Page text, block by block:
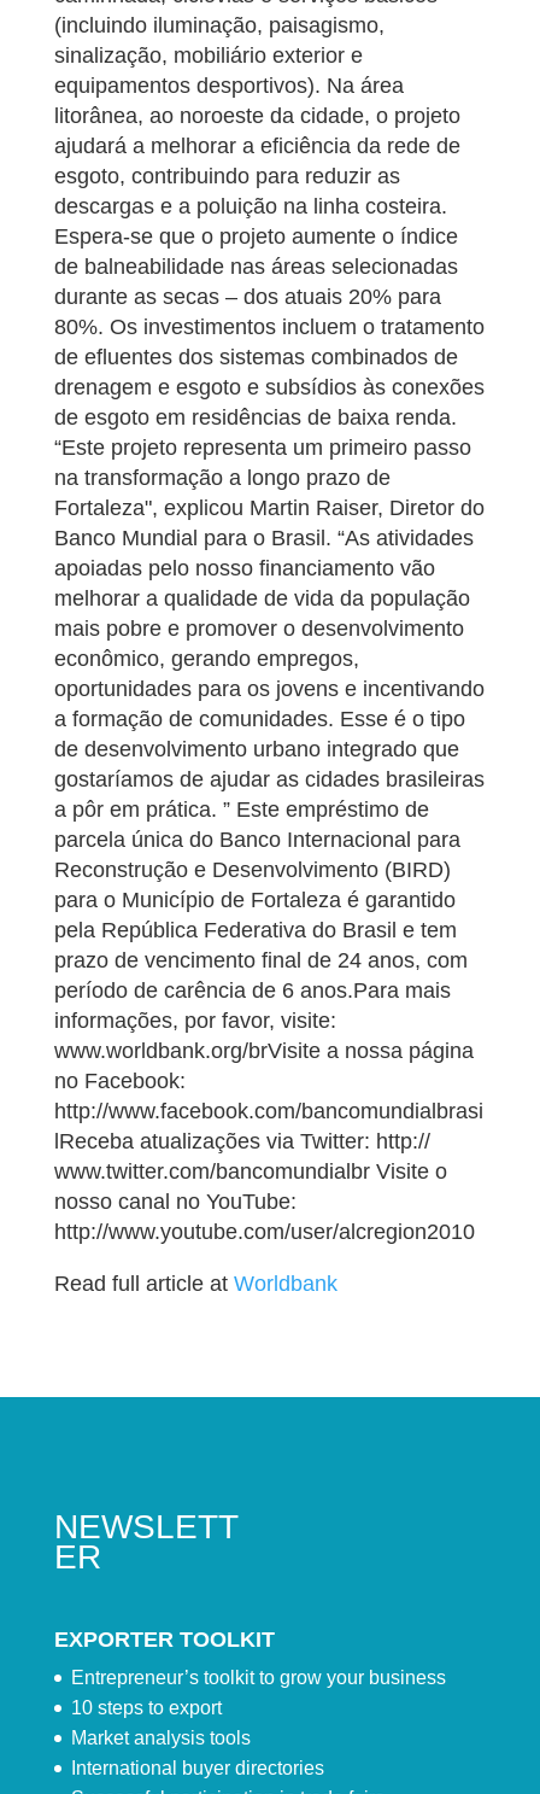
(incluindo iluminação, paisagismo,
sinalização, mobiliário exterior e
equipamentos desportivos). Na área
litorânea, ao noroeste da cidade, o projeto
ajudará a melhorar a eficiência da rede de
esgoto, contribuindo para reduzir as
descargas e a poluição na linha costeira.
Espera-se que o projeto aumente o índice
de balneabilidade nas áreas selecionadas
durante as secas – dos atuais 20% para
80%. Os investimentos incluem o tratamento
de efluentes dos sistemas combinados de
drenagem e esgoto e subsídios às conexões
de esgoto em residências de baixa renda.
“Este projeto representa um primeiro passo
na transformação a longo prazo de
Fortaleza", explicou Martin Raiser, Diretor do
Banco Mundial para o Brasil. “As atividades
apoiadas pelo nosso financiamento vão
melhorar a qualidade de vida da população
mais pobre e promover o desenvolvimento
econômico, gerando empregos,
oportunidades para os jovens e incentivando
a formação de comunidades. Esse é o tipo
de desenvolvimento urbano integrado que
gostaríamos de ajudar as cidades brasileiras
a pôr em prática. ” Este empréstimo de
parcela única do Banco Internacional para
Reconstrução e Desenvolvimento (BIRD)
para o Município de Fortaleza é garantido
pela República Federativa do Brasil e tem
prazo de vencimento final de 24 anos, com
período de carência de 6 anos.Para mais
informações, por favor, visite:
www.worldbank.org/brVisite a nossa página
no Facebook:
http://www.facebook.com/bancomundialbrasi
lReceba atualizações via Twitter: http://
www.twitter.com/bancomundialbr Visite o
nosso canal no YouTube:
http://www.youtube.com/user/alcregion2010
Read full article at Worldbank
NEWSLETT
ER
EXPORTER TOOLKIT
Entrepreneur’s toolkit to grow your business
10 steps to export
Market analysis tools
International buyer directories